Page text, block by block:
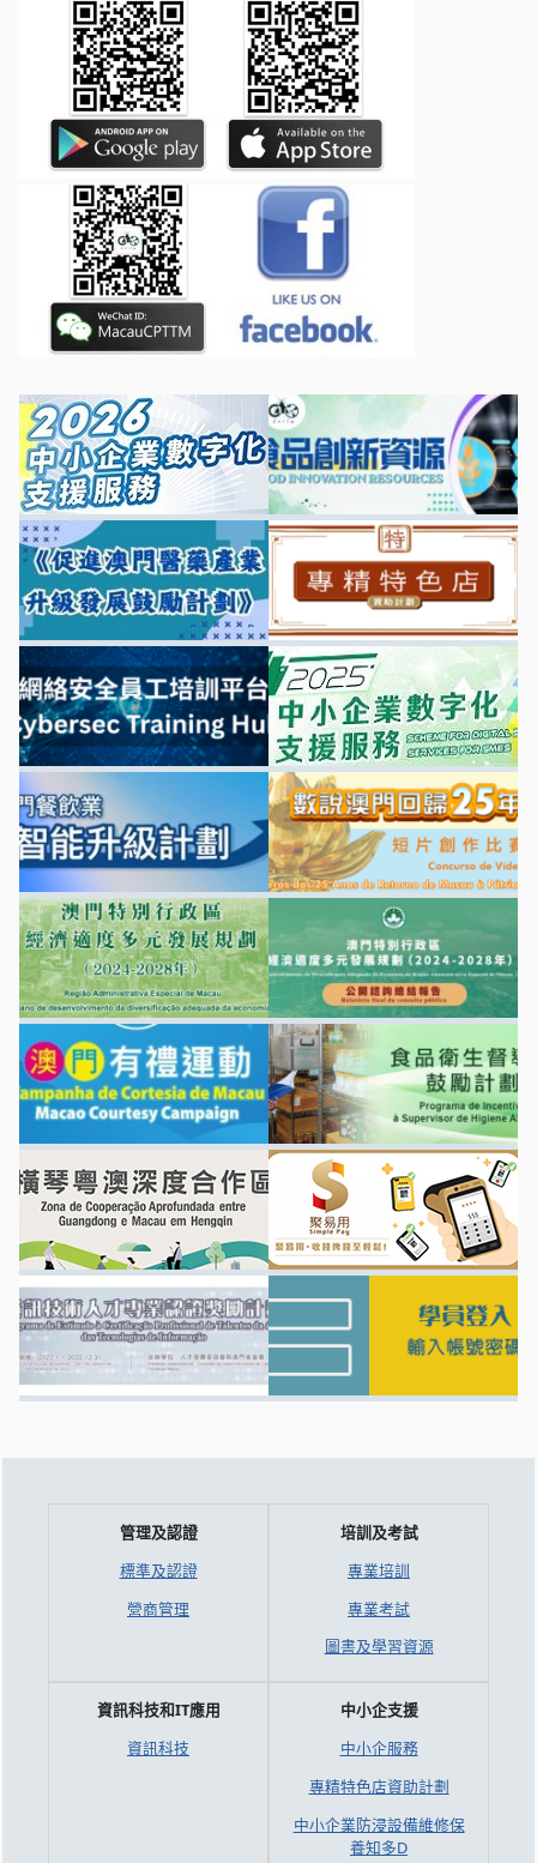
管理及認證
標準及認證
營商管理
培訓及考試
專業培訓
專業考試
圖書及學習資源
資訊科技和IT應用
資訊科技
中小企支援
中小企服務
專精特色店資助計劃
中小企業防浸設備維修保
養知多D